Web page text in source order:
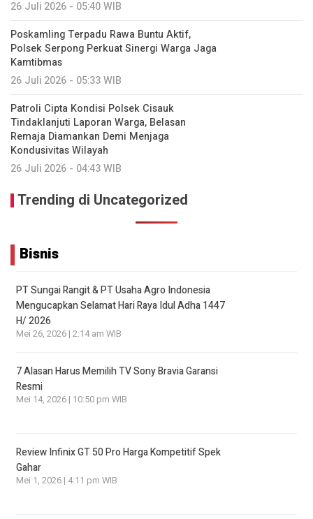
26 Juli 2026 - 05:40 WIB
Poskamling Terpadu Rawa Buntu Aktif,
Polsek Serpong Perkuat Sinergi Warga Jaga
Kamtibmas
26 Juli 2026 - 05:33 WIB
Patroli Cipta Kondisi Polsek Cisauk
Tindaklanjuti Laporan Warga, Belasan
Remaja Diamankan Demi Menjaga
Kondusivitas Wilayah
26 Juli 2026 - 04:43 WIB
Trending di Uncategorized
Bisnis
PT Sungai Rangit & PT Usaha Agro Indonesia
Mengucapkan Selamat Hari Raya Idul Adha 1447
H/ 2026
Mei 26, 2026 | 2:14 am WIB
7 Alasan Harus Memilih TV Sony Bravia Garansi
Resmi
Mei 14, 2026 | 10:50 pm WIB
Review Infinix GT 50 Pro Harga Kompetitif Spek
Gahar
Mei 1, 2026 | 4:11 pm WIB